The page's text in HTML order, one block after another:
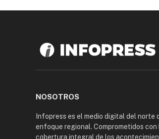
NOSOTROS
Infopress es el medio digital del
enfoque regional. Comprometidos
cobertura integral de los